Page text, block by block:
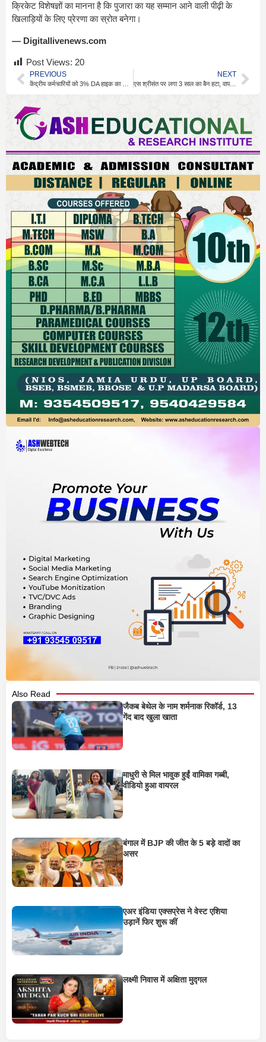
क्रिकेट विशेषज्ञों का मानना है कि पुजारा का यह सम्मान आने वाली पीढ़ी के
खिलाड़ियों के लिए प्रेरणा का स्रोत बनेगा।
— Digitallivenews.com
Post Views: 20
PREVIOUS NEXT
एस श्रीसंत पर लगा 3 साल का बैन हटा, वापसी पर सवाल
Also Read
जैकब बेथेल के नाम शर्मनाक रिकॉर्ड, 13
गेंद बाद खुला खाता
माधुरी से मिल भावुक हुईं वामिका गब्बी,
वीडियो हुआ वायरल
बंगाल में BJP की जीत के 5 बड़े वादों का
असर
एअर इंडिया एक्सप्रेस ने वेस्ट एशिया
उड़ानें फिर शुरू कीं
लक्ष्मी निवास में अक्षिता मुद्गल